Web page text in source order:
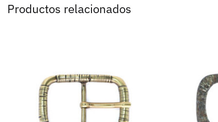
Productos relacionados